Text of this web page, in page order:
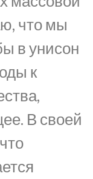
что мы
в унисон
к
В своей